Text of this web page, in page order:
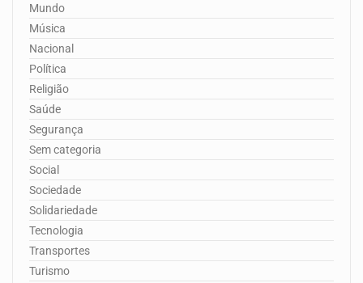
Mundo
Música
Nacional
Política
Religião
Saúde
Segurança
Sem categoria
Social
Sociedade
Solidariedade
Tecnologia
Transportes
Turismo